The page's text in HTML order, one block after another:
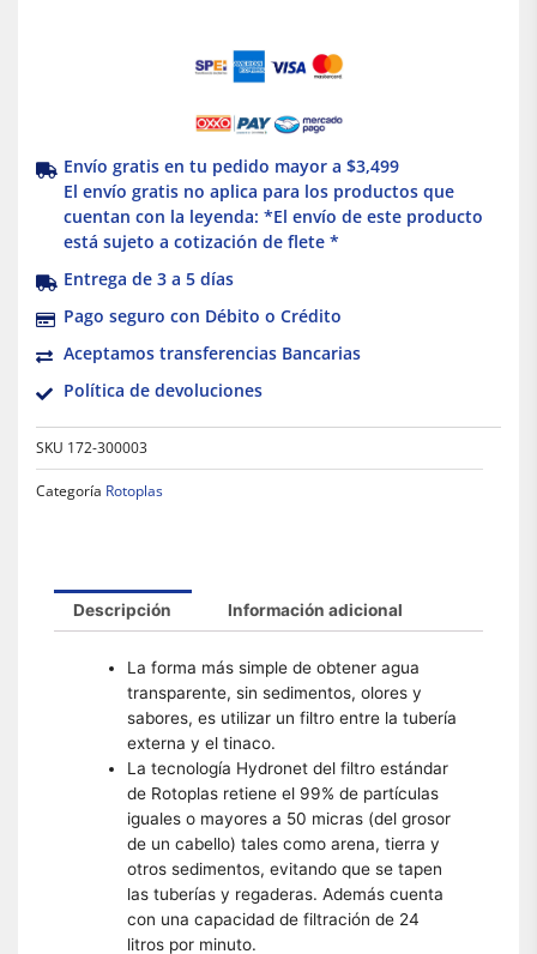
Envío gratis en tu pedido mayor a $3,499
El envío gratis no aplica para los productos que
cuentan con la leyenda: *El envío de este producto
está sujeto a cotización de flete *
Entrega de 3 a 5 días
Pago seguro con Débito o Crédito
Aceptamos transferencias Bancarias
Política de devoluciones
SKU 172-300003
Categoría Rotoplas
Descripción Información adicional
La forma más simple de obtener agua
transparente, sin sedimentos, olores y
sabores, es utilizar un filtro entre la tubería
externa y el tinaco.
La tecnología Hydronet del filtro estándar
de Rotoplas retiene el 99% de partículas
iguales o mayores a 50 micras (del grosor
de un cabello) tales como arena, tierra y
otros sedimentos, evitando que se tapen
las tuberías y regaderas. Además cuenta
con una capacidad de filtración de 24
litros por minuto.